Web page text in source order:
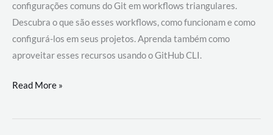
configurações comuns do Git em workflows triangulares.
Descubra o que são esses workflows, como funcionam e como
configurá-los em seus projetos. Aprenda também como
aproveitar esses recursos usando o GitHub CLI.
GitHub
revoluciona
Read More »